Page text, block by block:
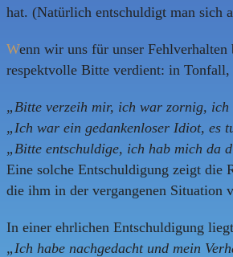
hat. (Natürlich entschuldigt man sich
Wenn wir uns für unser
respektvolle Bitte verdient: in
„Bitte verzeih mir, ich war zornig, ich
„Ich war ein gedankenloser Idiot, es
„Bitte entschuldige, ich hab mich da
Eine solche Entschuldigung zeigt die
die ihm in der vergangenen Situation
In einer ehrlichen Entschuldigung
„Ich habe nachgedacht und mein